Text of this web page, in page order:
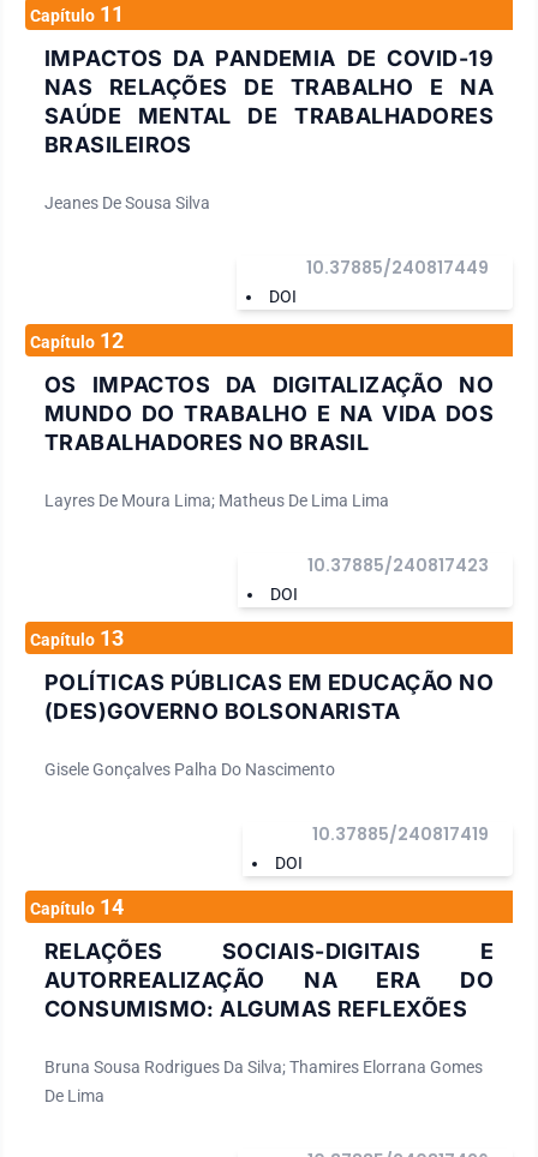
Capítulo 11
IMPACTOS DA PANDEMIA DE COVID-19
NAS RELAÇÕES DE TRABALHO E NA
SAÚDE MENTAL DE TRABALHADORES
BRASILEIROS
Jeanes De Sousa Silva
DOI
10.37885/240817449
Capítulo 12
OS IMPACTOS DA DIGITALIZAÇÃO NO
MUNDO DO TRABALHO E NA VIDA DOS
TRABALHADORES NO BRASIL
Layres De Moura Lima; Matheus De Lima Lima
DOI
10.37885/240817423
Capítulo 13
POLÍTICAS PÚBLICAS EM EDUCAÇÃO NO
(DES)GOVERNO BOLSONARISTA
Gisele Gonçalves Palha Do Nascimento
DOI
10.37885/240817419
Capítulo 14
RELAÇÕES SOCIAIS-DIGITAIS E
AUTORREALIZAÇÃO NA ERA DO
CONSUMISMO: ALGUMAS REFLEXÕES
Bruna Sousa Rodrigues Da Silva; Thamires Elorrana Gomes
De Lima